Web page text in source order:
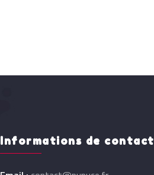
Informations de contact